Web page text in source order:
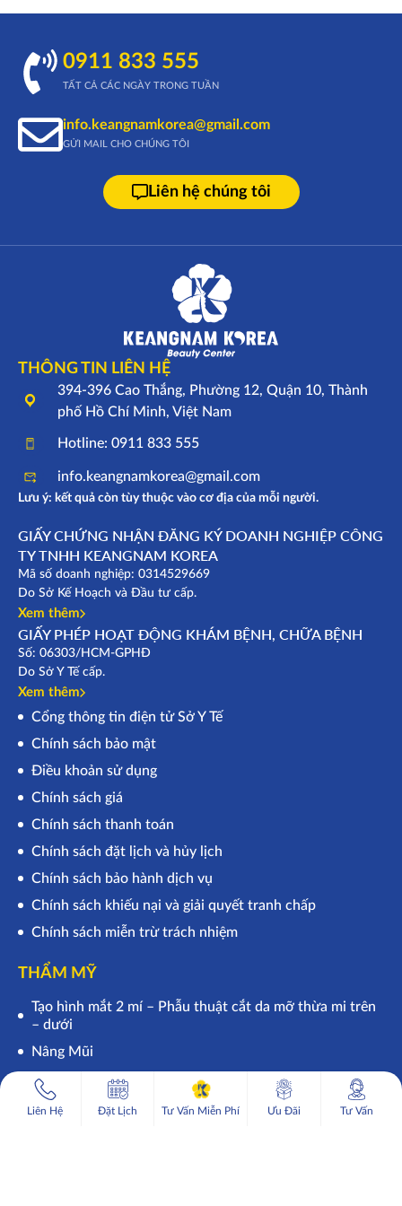
0911 833 555
TẤT CẢ CÁC NGÀY TRONG TUẦN
info.keangnamkorea@gmail.com
GỬI MAIL CHO CHÚNG TÔI
Liên hệ chúng tôi
THÔNG TIN LIÊN HỆ
394-396 Cao Thắng, Phường 12, Quận 10, Thành
phố Hồ Chí Minh, Việt Nam
Hotline: 0911 833 555
info.keangnamkorea@gmail.com
Lưu ý: kết quả còn tùy thuộc vào cơ địa của mỗi người.
GIẤY CHỨNG NHẬN ĐĂNG KÝ DOANH NGHIỆP CÔNG
TY TNHH KEANGNAM KOREA
Mã số doanh nghiệp: 0314529669
Do Sở Kế Hoạch và Đầu tư cấp.
Xem thêm
GIẤY PHÉP HOẠT ĐỘNG KHÁM BỆNH, CHỮA BỆNH
Số: 06303/HCM-GPHĐ
Do Sở Y Tế cấp.
Xem thêm
Cổng thông tin điện tử Sở Y Tế
Chính sách bảo mật
Điều khoản sử dụng
Chính sách giá
Chính sách thanh toán
Chính sách đặt lịch và hủy lịch
Chính sách bảo hành dịch vụ
Chính sách khiếu nại và giải quyết tranh chấp
Chính sách miễn trừ trách nhiệm
THẨM MỸ
Tạo hình mắt 2 mí – Phẫu thuật cắt da mỡ thừa mi trên
– dưới
Nâng Mũi
Liên Hệ Đặt Lịch Tư Vấn Miễn Phí Ưu Đãi Tư Vấn
Tư vấn miễn phí